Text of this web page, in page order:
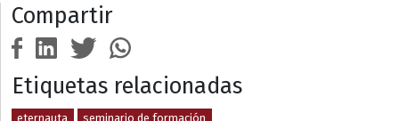
Compartir
Etiquetas relacionadas
eternauta seminario de formación